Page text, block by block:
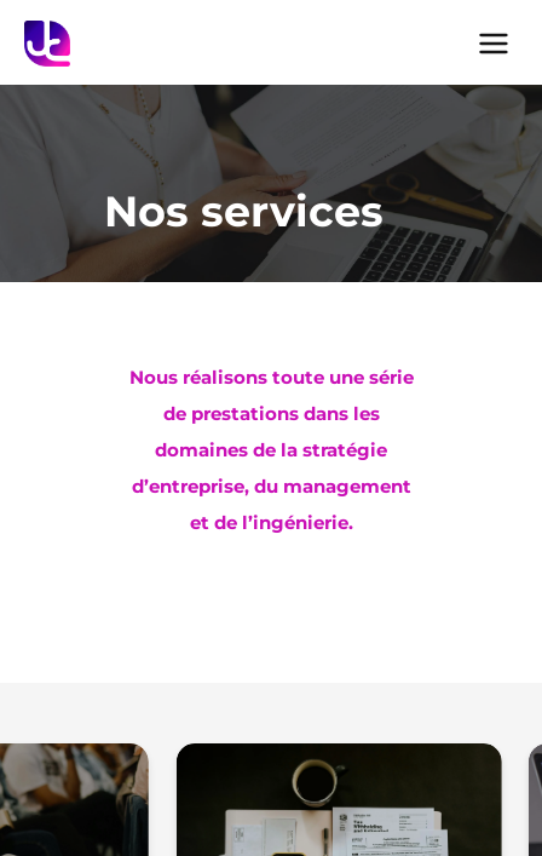
NOS SERVICES
NOS JOBS ÉTUDIANTS
Nos services
Nous réalisons toute une série
de prestations dans les
domaines de la stratégie
d’entreprise, du management
et de l’ingénierie.